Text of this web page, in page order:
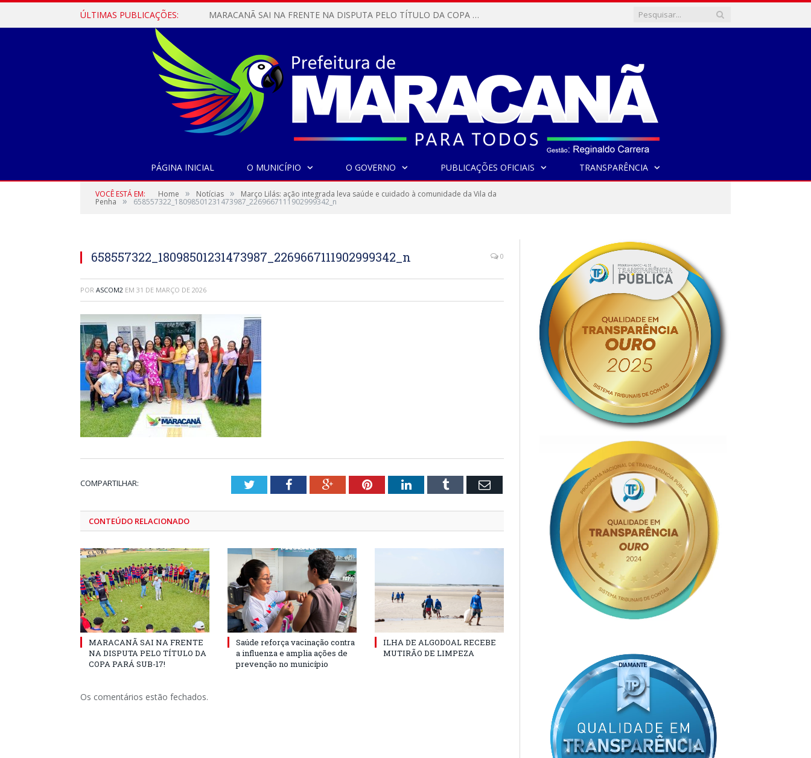
ÚLTIMAS PUBLICAÇÕES: MARACANÃ SAI NA FRENTE NA DISPUTA PELO TÍTULO DA COPA PARÁ SUB-17!
PÁGINA INICIAL O MUNICÍPIO O GOVERNO PUBLICAÇÕES OFICIAIS TRANSPARÊNCIA
VOCÊ ESTÁ EM: Home » Notícias » Março Lilás: ação integrada leva saúde e cuidado à comunidade da Vila da
Penha » 658557322_18098501231473987_2269667111902999342_n
658557322_18098501231473987_2269667111902999342_n 0
POR ASCOM2 EM 31 DE MARÇO DE 2026
COMPARTILHAR: TwitterFacebookGoogle+PinterestLinkedInTumblr Email
CONTEÚDO RELACIONADO
MARACANÃ SAI NA FRENTE
NA DISPUTA PELO TÍTULO DA
COPA PARÁ SUB-17!
Saúde reforça vacinação contra
a influenza e amplia ações de
prevenção no município
ILHA DE ALGODOAL RECEBE
MUTIRÃO DE LIMPEZA
Os comentários estão fechados.